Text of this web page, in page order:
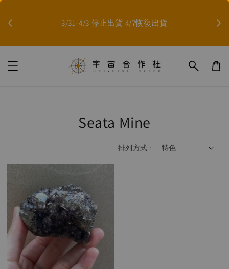
3/31-4/3 停止出貨 4/7恢復出貨
Seata Mine
排列方式 :